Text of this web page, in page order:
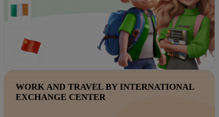
WORK AND TRAVEL BY INTERNATIONAL
EXCHANGE CENTER